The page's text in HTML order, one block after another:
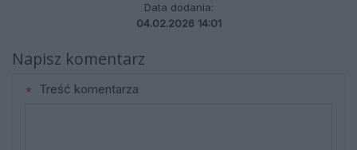
Data dodania:
04.02.2026 14:01
Napisz komentarz
Treść komentarza